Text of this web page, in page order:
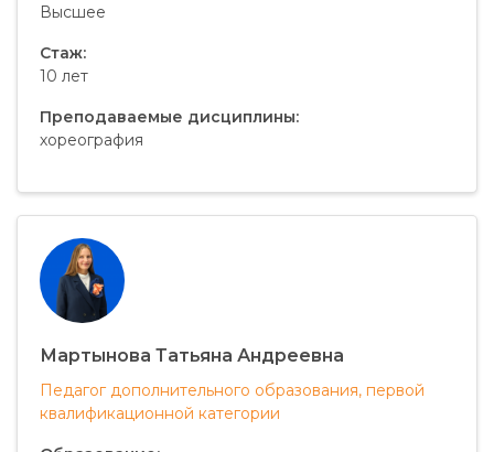
Высшее
Стаж:
10 лет
Преподаваемые дисциплины:
хореография
Мартынова Татьяна Андреевна
Педагог дополнительного образования, первой
квалификационной категории